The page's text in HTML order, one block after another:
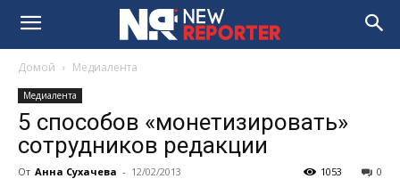
Домой Медиалента
Медиалента
5 способов «монетизировать»
сотрудников редакции
От Анна Сухачева - 12/02/2013 0
1053